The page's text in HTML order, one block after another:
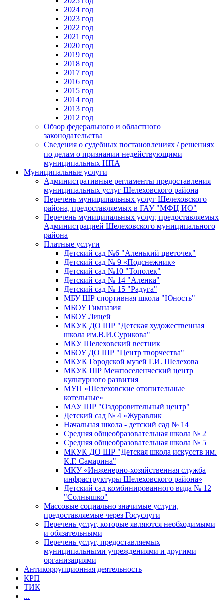
2024 год
2023 год
2022 год
2021 год
2020 год
2019 год
2018 год
2017 год
2016 год
2015 год
2014 год
2013 год
2012 год
Обзор федерального и областного
законодательства
Сведения о судебных постановлениях / решениях
по делам о признании недействующими
муниципальных НПА
Муниципальные услуги
Административные регламенты предоставления
муниципальных услуг Шелеховского района
Перечень муниципальных услуг Шелеховского
района, предоставляемых в ГАУ "МФЦ ИО"
Перечень муниципальных услуг, предоставляемых
Администрацией Шелеховского муниципального
района
Платные услуги
Детский сад №6 "Аленький цветочек"
Детский сад № 9 «Подснежник»
Детский сад №10 "Тополек"
Детский сад № 14 "Аленка"
Детский сад № 15 "Радуга"
МБУ ШР спортивная школа "Юность"
МБОУ Гимназия
МБОУ Лицей
МКУК ДО ШР "Детская художественная
школа им.В.И.Сурикова"
МКУ Шелеховский вестник
МБОУ ДО ШР "Центр творчества"
МКУК Городской музей Г.И. Шелехова
МКУК ШР Межпоселенческий центр
культурного развития
МУП «Шелеховские отопительные
котельные»
МАУ ШР "Оздоровительный центр"
Детский сад № 4 «Журавлик
Начальная школа - детский сад № 14
Средняя общеобразовательная школа № 2
Средняя общеобразовательная школа № 5
МКУК ДО ШР "Детская школа искусств им.
К.Г. Самарина"
МКУ «Инженерно-хозяйственная служба
инфраструктуры Шелеховского района»
Детский сад комбинированного вида № 12
"Солнышко"
Массовые социально значимые услуги,
предоставляемые через Госуслуги
Перечень услуг, которые являются необходимыми
и обязательными
Перечень услуг, предоставляемых
муниципальными учреждениями и другими
организациями
Антикоррупционная деятельность
КРП
ТИК
...